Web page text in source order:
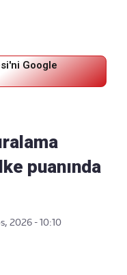
Google
puanında
2026 - 10:10